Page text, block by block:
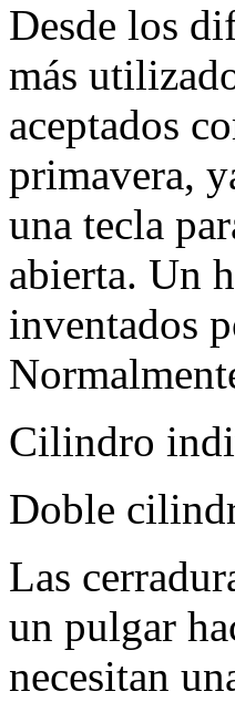
Desde los
más
aceptados
primavera,
una tecla
abierta. Un
inventados
Cilindro
Doble
Las
un pulgar
necesitan